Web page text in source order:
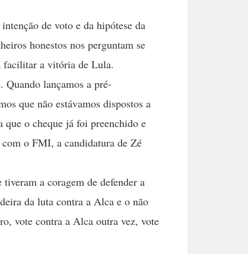
de voto e da hipótese da
honestos nos perguntam se
facilitar a vitória de Lula.
Quando lançamos a pré-
que não estávamos dispostos a
o cheque já foi preenchido e
o FMI, a candidatura de Zé
a coragem de defender a
da luta contra a Alca e o não
vote contra a Alca outra vez, vote